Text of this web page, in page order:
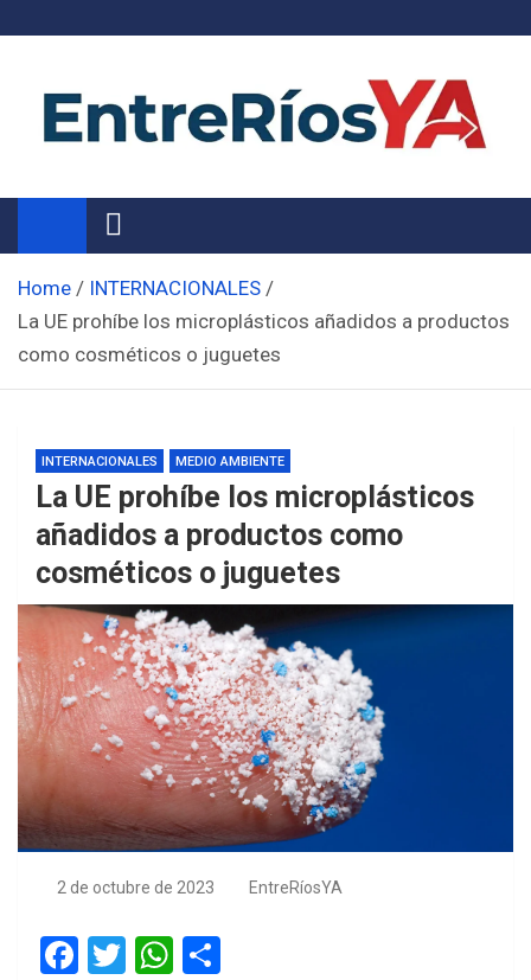
Noticias de Entre Ríos
Información de toda la provincia ahora
Home
INTERNACIONALES
La UE prohíbe los microplásticos añadidos a productos
como cosméticos o juguetes
INTERNACIONALES MEDIO AMBIENTE
La UE prohíbe los microplásticos
añadidos a productos como
cosméticos o juguetes
2 de octubre de 2023 EntreRíosYA
F
T
W